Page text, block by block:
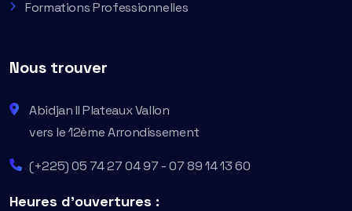
Formations Professionnelles
Nous trouver
Abidjan II Plateaux Vallon
vers le 12ème Arrondissement
(+225) 05 74 27 04 97 - 07 89 14 13 60
Heures d'ouvertures :